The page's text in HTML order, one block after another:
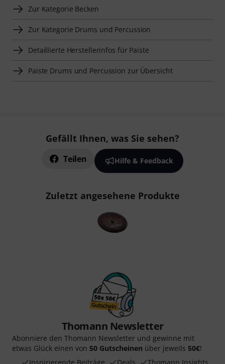
Zur Kategorie Becken
Zur Kategorie Drums und Percussion
Detaillierte Herstellerinfos für Paiste
Paiste Drums und Percussion zur Übersicht
Gefällt Ihnen, was Sie sehen?
Teilen Hilfe & Feedback
Zuletzt angesehene Produkte
Thomann Newsletter
Abonniere den Thomann Newsletter und gewinne mit
etwas Glück einen von 50 Gutscheinen über jeweils 50€!